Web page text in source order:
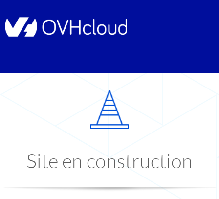
Site en construction